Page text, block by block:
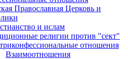
Православная Церковь и
и ислам
религии против "сект"
отношения
Взаимоотношения